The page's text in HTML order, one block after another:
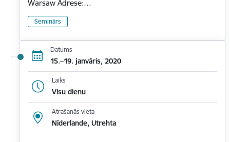
Warsaw Adrese:…
Seminārs
Datums
15.–19. janvāris, 2020
Laiks
Visu dienu
Atrašanās vieta
Nīderlande, Utrehta